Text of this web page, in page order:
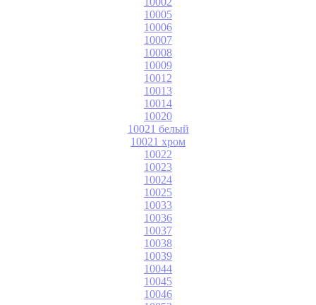
10005
10006
10007
10008
10009
10012
10013
10014
10020
10021 белый
10021 хром
10022
10023
10024
10025
10033
10036
10037
10038
10039
10044
10045
10046